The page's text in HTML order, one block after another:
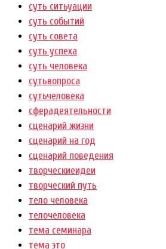
суть ситьуации
суть событий
суть совета
суть успеха
суть человека
сутьвопроса
сутьчеловека
сферадеятельности
сценарий жизни
сценарий на год
сценарий поведения
творческиеидеи
творческий путь
тело человека
телочеловека
тема семинара
тема это